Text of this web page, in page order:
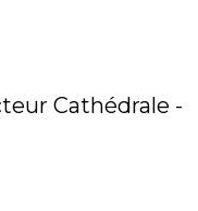
Cathédrale -